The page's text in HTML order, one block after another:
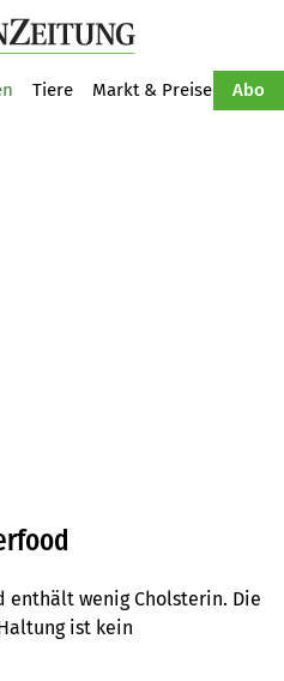
Tiere Markt & Preise Abo
wenig Cholsterin. Die
ist kein